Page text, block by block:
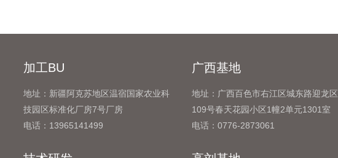
加工BU
地址：新疆阿克苏地区温宿国家农业科
技园区标准化厂房7号厂房
电话：13965141499
广西基地
地址：广西百色市右江区城东路迎龙区
109号春天花园小区1幢2单元1301室
电话：0776-2873061